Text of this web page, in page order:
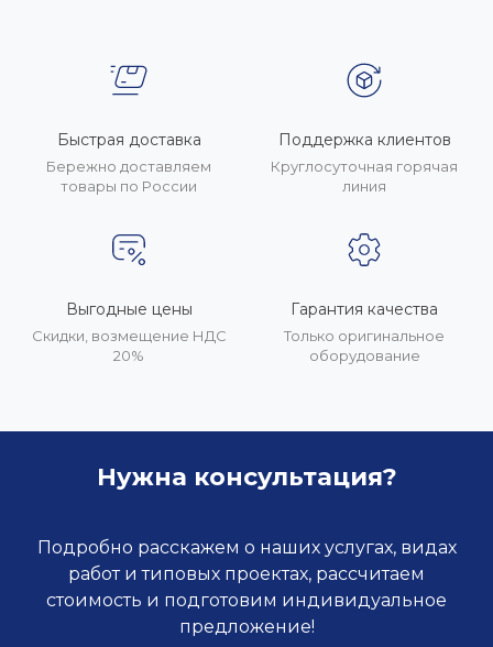
Быстрая доставка
Бережно доставляем
товары по России
Поддержка клиентов
Круглосуточная горячая
линия
Выгодные цены
Скидки, возмещение НДС
20%
Гарантия качества
Только оригинальное
оборудование
Нужна консультация?
Подробно расскажем о наших услугах, видах
работ и типовых проектах, рассчитаем
стоимость и подготовим индивидуальное
предложение!